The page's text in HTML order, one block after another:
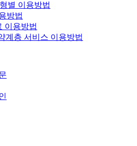
별 이용방법
방법
이용방법
계층 서비스 이용방법